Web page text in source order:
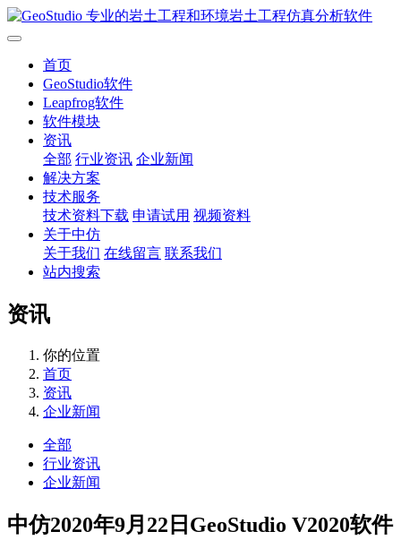
首页
GeoStudio软件
Leapfrog软件
软件模块
资讯
全部 行业资讯 企业新闻
解决方案
技术服务
技术资料下载 申请试用 视频资料
关于中仿
关于我们 在线留言 联系我们
站内搜索
资讯
你的位置
首页
资讯
企业新闻
全部
行业资讯
企业新闻
中仿2020年9月22日GeoStudio V2020软件